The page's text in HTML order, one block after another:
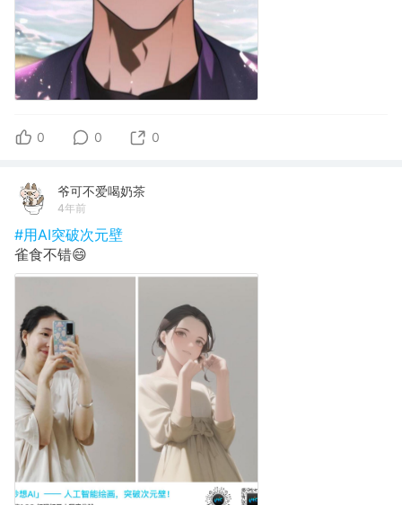
0 0 0
爷可不爱喝奶茶
4年前
#用AI突破次元壁
雀食不错😄